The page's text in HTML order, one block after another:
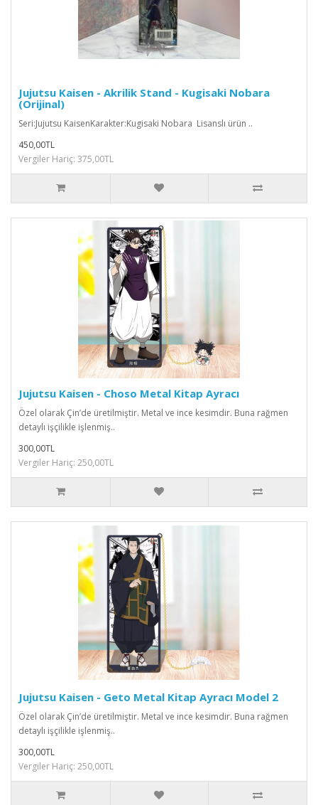
Jujutsu Kaisen - Akrilik Stand - Kugisaki Nobara
(Orijinal)
Seri:Jujutsu KaisenKarakter:Kugisaki Nobara Lisanslı ürün ..
450,00TL
Vergiler Hariç: 375,00TL
Jujutsu Kaisen - Choso Metal Kitap Ayracı
Özel olarak Çin’de üretilmiştir. Metal ve ince kesimdir. Buna rağmen
detaylı işçilikle işlenmiş..
300,00TL
Vergiler Hariç: 250,00TL
Jujutsu Kaisen - Geto Metal Kitap Ayracı Model 2
Özel olarak Çin’de üretilmiştir. Metal ve ince kesimdir. Buna rağmen
detaylı işçilikle işlenmiş..
300,00TL
Vergiler Hariç: 250,00TL